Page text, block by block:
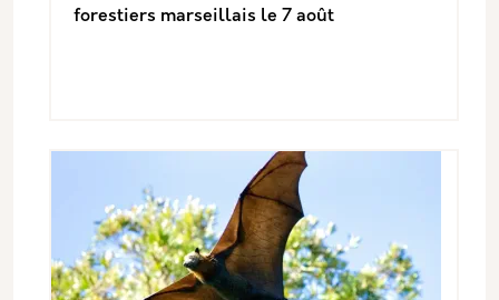
forestiers marseillais le 7 août